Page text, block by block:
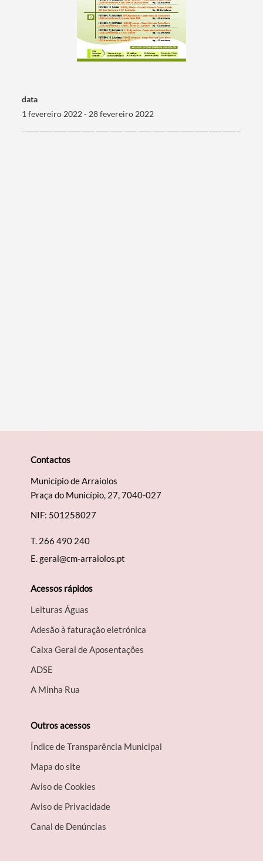
data
1 fevereiro 2022 - 28 fevereiro 2022
Contactos
Município de Arraiolos
Praça do Município, 27, 7040-027
NIF: 501258027
T. 266 490 240
E.geral@cm-arraiolos.pt
Acessos rápidos
Leituras Águas
Adesão à faturação eletrónica
Caixa Geral de Aposentações
A​DSE
A Minha Rua
Outros acessos
Índice de Transparência Municipal
Mapa do site
Aviso de Cookies
Aviso de Privacidade
Canal de Denúncias